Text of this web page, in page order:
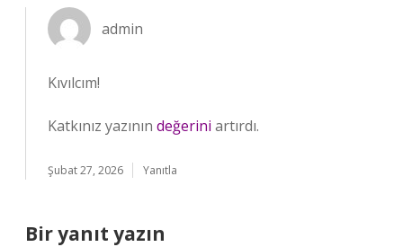
admin
Kıvılcım!
Katkınız yazının değerini artırdı.
Şubat 27, 2026 Yanıtla
Bir yanıt yazın